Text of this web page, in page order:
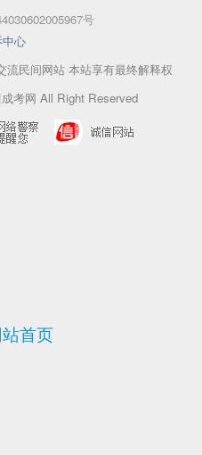
号
心
流民间网站 本站享有最终解释权
考网 All Right Reserved
首页